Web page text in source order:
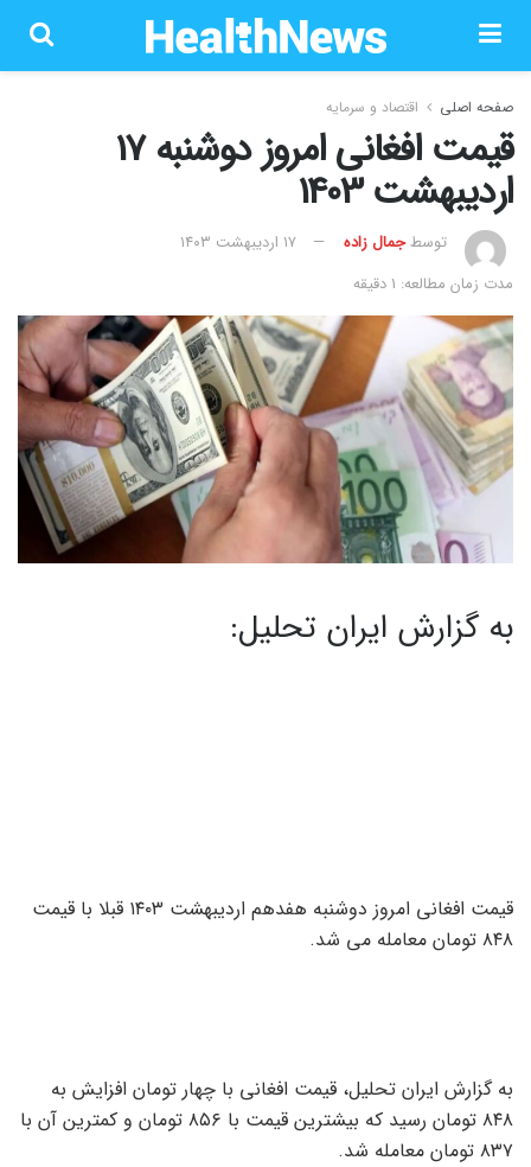
صفحه اصلی اقتصاد و سرمایه
قیمت افغانی امروز دوشنبه 17
اردیبهشت 1403
توسطجمال زاده
۱۷ اردیبهشت ۱۴۰۳
مدت زمان مطالعه: 1 دقیقه
به گزارش ایران تحلیل:
قیمت افغانی امروز دوشنبه هفدهم اردیبهشت ۱۴۰۳ قبلا با قیمت
۸۴۸ تومان معامله می شد.
به گزارش ایران تحلیل، قیمت افغانی با چهار تومان افزایش به
۸۴۸ تومان رسید که بیشترین قیمت با ۸۵۶ تومان و کمترین آن با
۸۳۷ تومان معامله شد.